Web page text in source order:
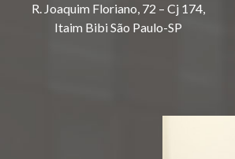
R. Joaquim Floriano, 72 – Cj 174,
Itaim Bibi São Paulo-SP